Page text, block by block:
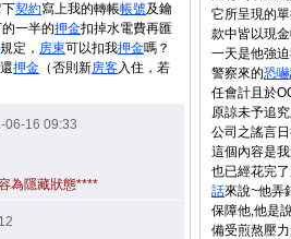
契約寫上我的轉帳帳號及鑰
一半的押金扣掉水電費再匯
規定， 房東可以扣我押金嗎？
押金 （否則新房客入住，若
06-16 09:33
為隱藏狀態****
它所呈現的
款中皆以現
一天是他強
警察來的恐嚇
任會計且於
原諒未予追
公司之謠言
這個內容是
也已經花完
話來說~他弄
保障他,他是
備受煎熬壓